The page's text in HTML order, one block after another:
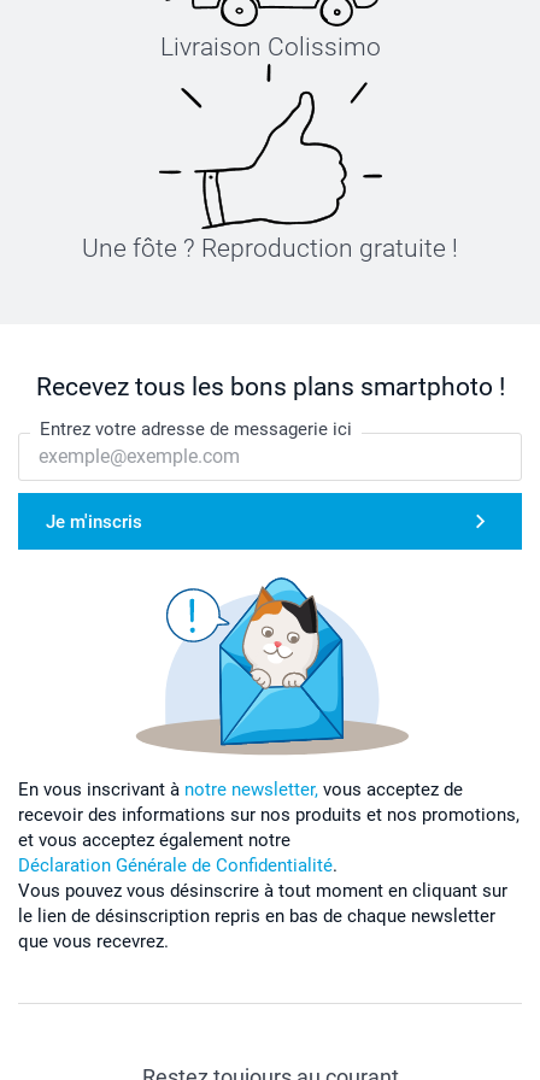
Livraison Colissimo
Une fôte ? Reproduction gratuite !
Recevez tous les bons plans smartphoto !
Entrez votre adresse de messagerie ici
Je m'inscris
En vous inscrivant à notre newsletter, vous acceptez de
recevoir des informations sur nos produits et nos promotions,
et vous acceptez également notre
Déclaration Générale de Confidentialité.
Vous pouvez vous désinscrire à tout moment en cliquant sur
le lien de désinscription repris en bas de chaque newsletter
que vous recevrez.